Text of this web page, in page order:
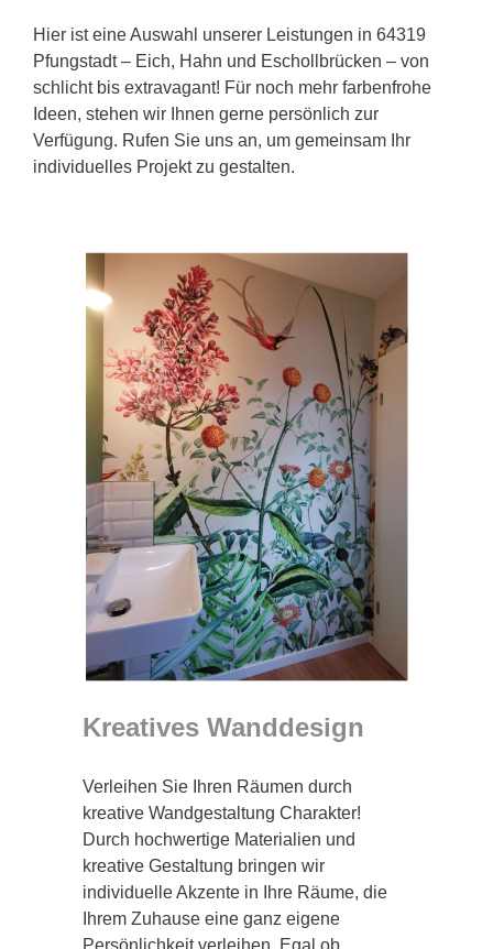
Hier ist eine Auswahl unserer Leistungen in 64319
Pfungstadt – Eich, Hahn und Eschollbrücken – von
schlicht bis extravagant! Für noch mehr farbenfrohe
Ideen, stehen wir Ihnen gerne persönlich zur
Verfügung. Rufen Sie uns an, um gemeinsam Ihr
individuelles Projekt zu gestalten.
Kreatives Wanddesign
Verleihen Sie Ihren Räumen durch
kreative Wandgestaltung Charakter!
Durch hochwertige Materialien und
kreative Gestaltung bringen wir
individuelle Akzente in Ihre Räume, die
Ihrem Zuhause eine ganz eigene
Persönlichkeit verleihen. Egal ob